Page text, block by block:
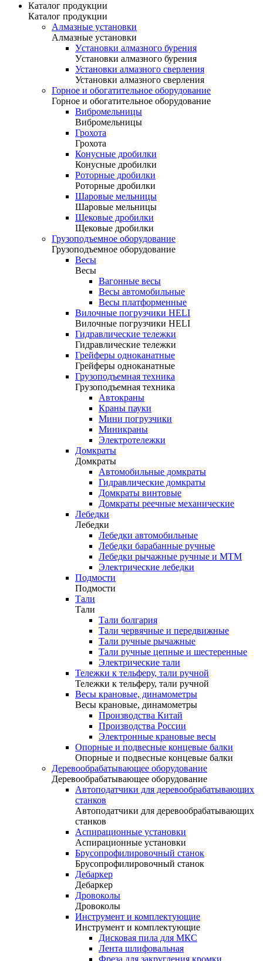
Каталог продукции
Каталог продукции
Алмазные установки
Алмазные установки
Уcтановки алмазного бурения
Уcтановки алмазного бурения
Установки алмазного сверления
Установки алмазного сверления
Горное и обогатительное оборудование
Горное и обогатительное оборудование
Вибромельницы
Вибромельницы
Грохота
Грохота
Конусные дробилки
Конусные дробилки
Роторные дробилки
Роторные дробилки
Шаровые мельницы
Шаровые мельницы
Щековые дробилки
Щековые дробилки
Грузоподъемное оборудование
Грузоподъемное оборудование
Весы
Весы
Вагонные весы
Весы автомобильные
Весы платформенные
Вилочные погрузчики HELI
Вилочные погрузчики HELI
Гидравлические тележки
Гидравлические тележки
Грейферы одноканатные
Грейферы одноканатные
Грузоподъемная техника
Грузоподъемная техника
Автокраны
Краны пауки
Мини погрузчики
Миникраны
Электротележки
Домкраты
Домкраты
Автомобильные домкраты
Гидравлические домкраты
Домкраты винтовые
Домкраты реечные механические
Лебедки
Лебедки
Лебедки автомобильные
Лебедки барабанные ручные
Лебедки рычажные ручные и МТМ
Электрические лебедки
Подмости
Подмости
Тали
Тали
Тали болгария
Тали червячные и передвижные
Тали ручные рычажные
Тали ручные цепные и шестеренные
Электрические тали
Тележки к тельферу, тали ручной
Тележки к тельферу, тали ручной
Весы крановые, динамометры
Весы крановые, динамометры
Производства Китай
Производства России
Электронные крановые весы
Опорные и подвесные концевые балки
Опорные и подвесные концевые балки
Деревообрабатывающее оборудование
Деревообрабатывающее оборудование
Автоподатчики для деревообрабатывающих
станков
Автоподатчики для деревообрабатывающих
станков
Аспирационные установки
Аспирационные установки
Брусопрофилировочный станок
Брусопрофилировочный станок
Дебаркер
Дебаркер
Дровоколы
Дровоколы
Инструмент и комплектующие
Инструмент и комплектующие
Дисковая пила для МКС
Лента шлифовальная
Фреза для закругления кромки